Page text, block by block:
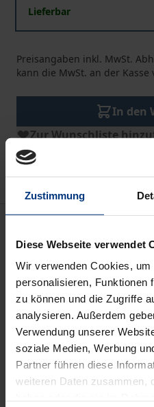
Zustimmung
Diese Webseite verwendet
Wir verwenden Cookies,
personalisieren, Funktionen
zu können und die Zugriffe
analysieren. Außerdem
Verwendung unserer
soziale Medien, Werbung
Partner führen diese
weiteren Daten zusammen,
Lieferbar
Preisangaben inkl. MwSt.
kann die MwSt. an der Kasse
In den
Zur Wunschliste
Hinweise zu Versandkosten
Der Band greift die Frage
durch ihre politischen
Interessen Einfluss auf
afrikanischer Staaten
Handlungsspielraum
Es wird analysiert, wie
Staaten auf externe